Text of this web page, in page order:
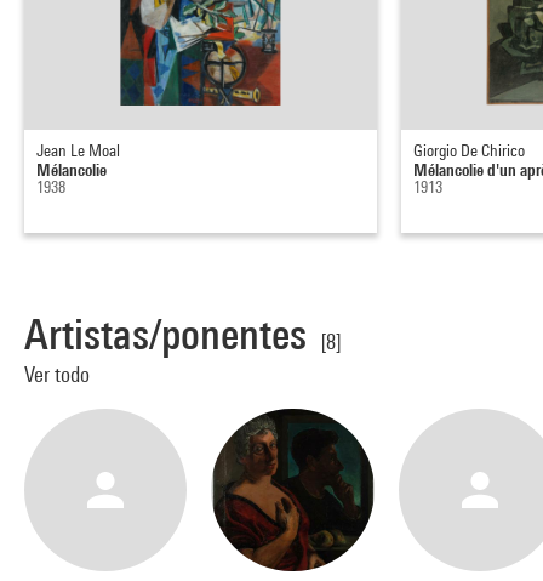
Jean Le Moal
Mélancolie
1938
Giorgio De Chirico
Mélancolie d'un
1913
Artistas/ponentes
[8]
Ver todo